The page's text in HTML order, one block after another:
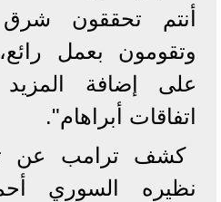
أنتم تحققون
وتقومون بعمل
على إضافة
اتفاقات أبراهام".
كشف ترامب عن
نظيره السوري